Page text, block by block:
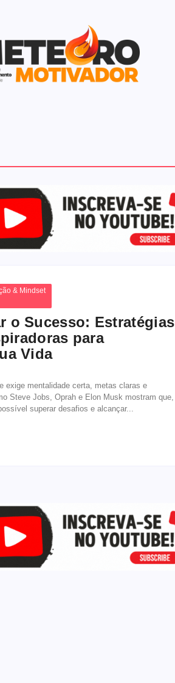
& Mindset
o Sucesso: Estratégias
para
Vida
exige mentalidade certa, metas claras e
Steve Jobs, Oprah e Elon Musk mostram que,
superar desafios e alcançar...